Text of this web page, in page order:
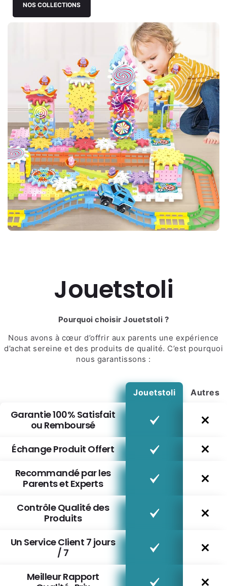
NOS COLLECTIONS
Jouetstoli
Pourquoi choisir Jouetstoli ?
Nous avons à cœur d’offrir aux parents une expérience
d’achat sereine et des produits de qualité. C’est pourquoi
nous garantissons :
Jouetstoli Autres
Garantie 100% Satisfait
ou Remboursé
Échange Produit Offert
Recommandé par les
Parents et Experts
Contrôle Qualité des
Produits
Un Service Client 7 jours
/ 7
Meilleur Rapport